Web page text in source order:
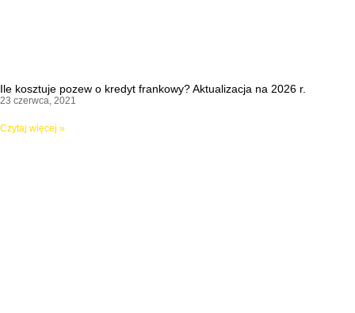
Ile kosztuje pozew o kredyt frankowy? Aktualizacja na 2026 r.
23 czerwca, 2021
Czytaj więcej »